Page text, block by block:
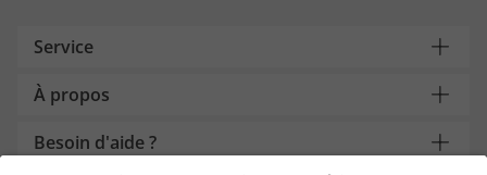
Service
À propos
Besoin d'aide ?